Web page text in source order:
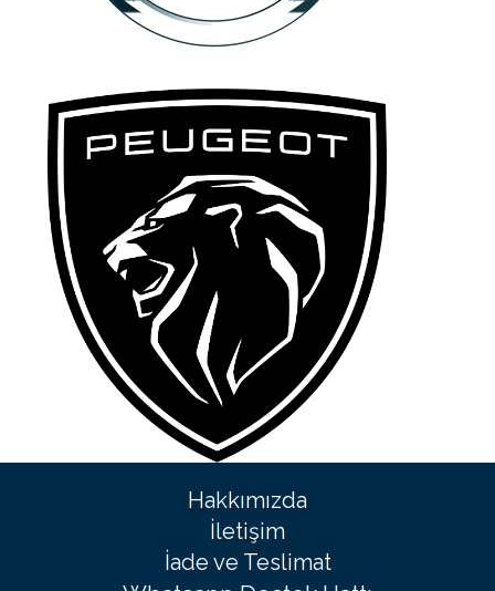
Hakkımızda
İletişim
İade ve Teslimat